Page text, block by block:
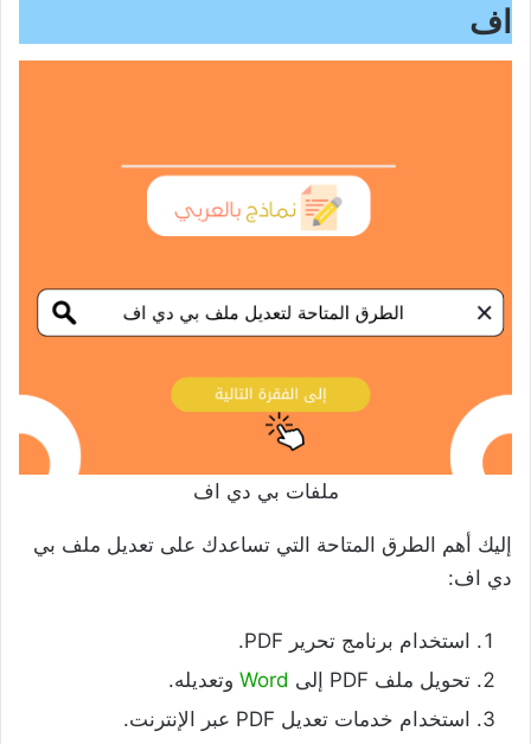
اف
ملفات بي دي اف
إليك أهم الطرق المتاحة التي تساعدك على تعديل ملف بي
دي اف:
استخدام برنامج تحرير PDF.
تحويل ملف PDF إلى
Word وتعديله.
استخدام خدمات تعديل PDF عبر الإنترنت.